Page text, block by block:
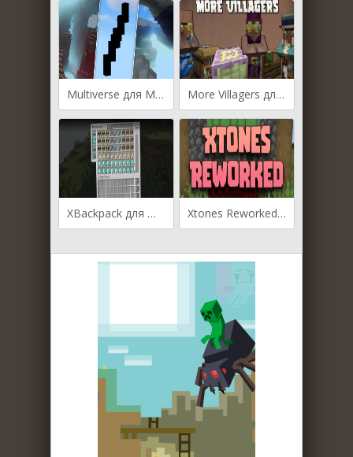
Multiverse для Майнкрафт [1.21.3, 1.21.1, 1.21] More Villagers для Майнкрафт [1.20.1, 1.20, 1.19.3]
XBackpack для Майнкрафт [1.20.4, 1.20.1, 1.19.4] Xtones Reworked для Майнкрафт [1.20.4, 1.20.2, 1.20.1]